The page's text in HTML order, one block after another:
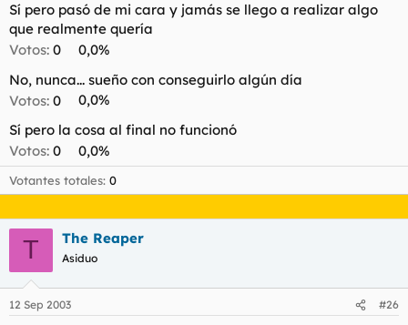
a
d
o
d
e
t
e
m
a
e
i
i
c
o
Sí pero pasó de mi cara y jamás se llego a realizar algo
que realmente quería
Votos: 0
0,0%
No, nunca... sueño con conseguirlo algún día
Votos: 0
0,0%
Sí pero la cosa al final no funcionó
Votos: 0 0,0%
Votantes totales 0
T The Reaper
Asiduo
12 Sep 2003 #26